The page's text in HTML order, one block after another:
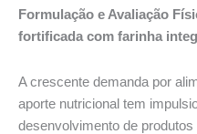
Formulação e Avaliação
fortificada com farinha
A crescente demanda por
aporte nutricional tem
desenvolvimento de